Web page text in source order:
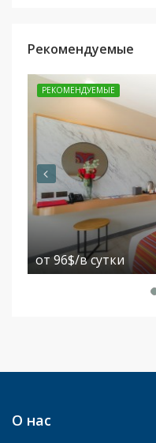
Рекомендуемые
РЕКОМЕНДУЕМЫЕ
от 96$/в сутки
О нас